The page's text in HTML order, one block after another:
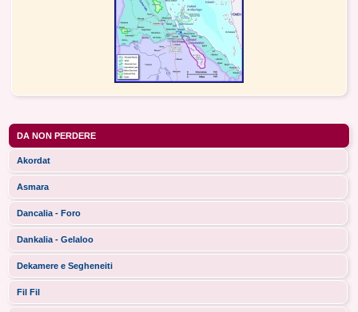
DA NON PERDERE
Akordat
Asmara
Dancalia - Foro
Dankalia - Gelaloo
Dekamere e Segheneiti
Fil Fil